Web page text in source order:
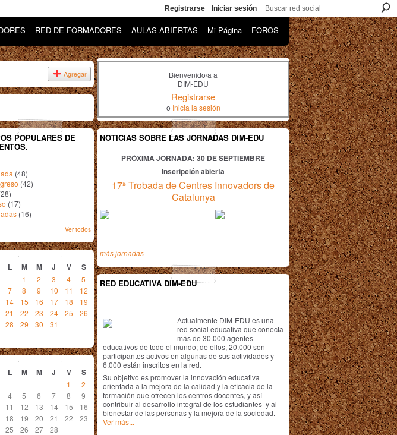
Registrarse Iniciar sesión
RED DE FORMADORES AULAS ABIERTAS Mi Página FOROS
Agregar
POPULARES DE
(48)
(42)
(17)
(16)
Ver todos
enero 2013
L M M J V S
1 2 3 4
5
7 8 9 10 11
12
14 15 16 17 18
19
21 22 23 24 25
26
28 29 30 31
febrero 2013
L M M J V S
1
2
4 5 6 7 8
9
11 12 13 14 15
16
18 19 20 21 22
23
25 26 27 28
Bienvenido/a a
DIM-EDU
Registrarse
o Inicia la sesión
NOTICIAS SOBRE LAS JORNADAS DIM-EDU
PRÓXIMA JORNADA: 30 DE SEPTIEMBRE
Inscripción abierta
17ª Trobada de Centres Innovadors de
Catalunya
más jornadas
RED EDUCATIVA DIM-EDU
Actualmente DIM-EDU es una
red social educativa que conecta
más de 30.000 agentes
educativos de todo el mundo; de ellos, 20.000 son
participantes activos en algunas de sus actividades y
6.000 están inscritos en la red.
Su objetivo es promover la innovación educativa
orientada a la mejora de la calidad y la eficacia de la
formación que ofrecen los centros docentes, y así
contribuir al desarrollo integral de los estudiantes y al
bienestar de las personas y la mejora de la sociedad.
Ver más...